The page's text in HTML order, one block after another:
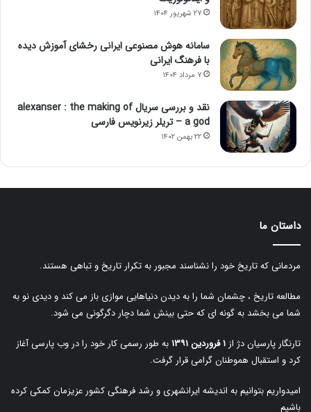
۲۷ شهریور ۱۴۰۴
سامانه هوش مصنوعی ایرانی رخشای آموزش دیده
با فرهنگ ایرانی
۷ مرداد ۱۴۰۴
نقد و بررسی سریال alexanser : the making of
a god – تریلر زیرنویس فارسی
۲۲ بهمن ۱۴۰۲
داستان ما
مردمانی که تاریخ خود را نشناسند مجبور به تکرار تاریخ و تباهی هستند.
مطالعه تاریخ ، چشمان شما را به دیدن دنیاهایی موازی باز می کند و دیدی نو به
شما می بخشد به گونه ای که حتی بینش شما دچار دگرگونی می شود.
تارنگار پارسیان دژ از ۱ فروردین ۱۳۹۱
به طور رسمی کار خود را در وب پارسی آغاز
کرد و استقبال هموطنان گرامی قرار گرفت.
امیدواریم بتوانیم به اندیشه ایرانشهری و رشد فرهنگی کشور عزیزمان کمکی کرده
باشیم